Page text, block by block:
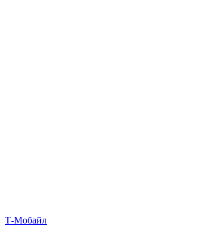
Т‑Мобайл